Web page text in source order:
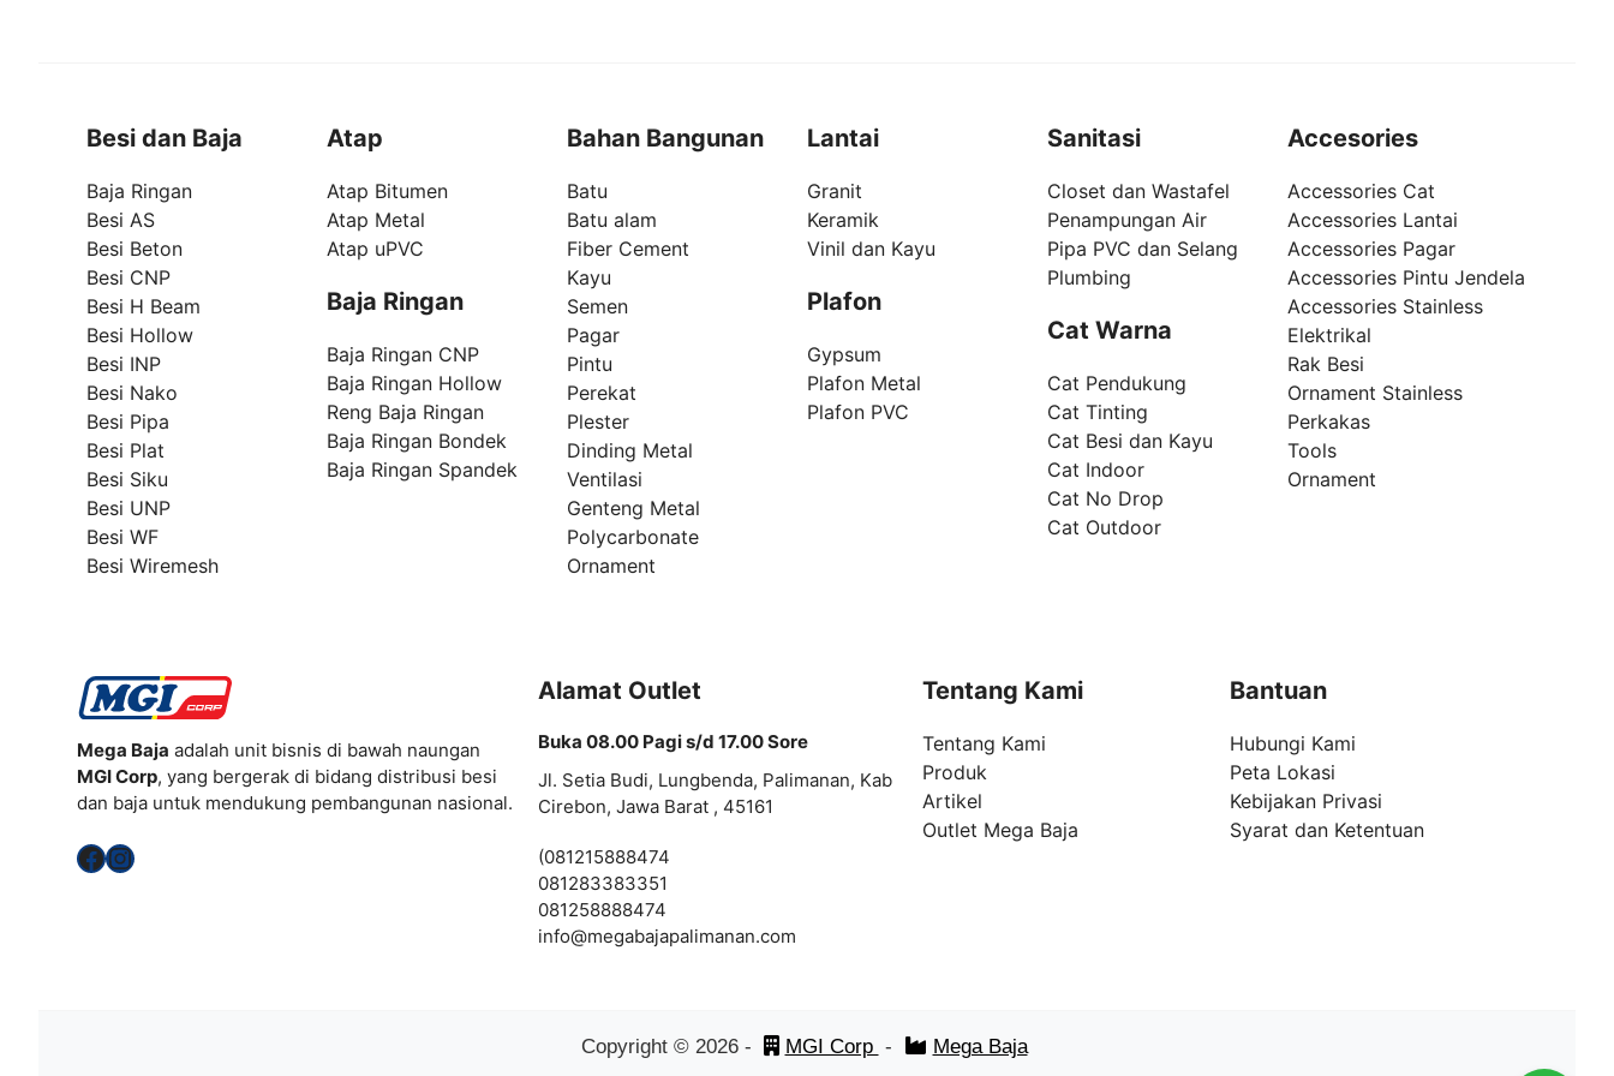
Besi dan Baja
Baja Ringan
Besi AS
Besi Beton
Besi CNP
Besi H Beam
Besi Hollow
Besi INP
Besi Nako
Besi Pipa
Besi Plat
Besi Siku
Besi UNP
Besi WF
Besi Wiremesh
Atap
Atap Bitumen
Atap Metal
Atap uPVC
Baja Ringan
Baja Ringan CNP
Baja Ringan Hollow
Reng Baja Ringan
Baja Ringan Bondek
Baja Ringan Spandek
Bahan Bangunan
Batu
Batu alam
Fiber Cement
Kayu
Semen
Pagar
Pintu
Perekat
Plester
Dinding Metal
Ventilasi
Genteng Metal
Polycarbonate
Ornament
Lantai
Granit
Keramik
Vinil dan Kayu
Plafon
Gypsum
Plafon Metal
Plafon PVC
Sanitasi
Closet dan Wastafel
Penampungan Air
Pipa PVC dan Selang
Plumbing
Cat Warna
Cat Pendukung
Cat Tinting
Cat Besi dan Kayu
Cat Indoor
Cat No Drop
Cat Outdoor
Accesories
Accessories Cat
Accessories Lantai
Accessories Pagar
Accessories Pintu Jendela
Accessories Stainless
Elektrikal
Rak Besi
Ornament Stainless
Perkakas
Tools
Ornament
Mega Baja adalah unit bisnis di bawah naungan
MGI Corp, yang bergerak di bidang distribusi besi
dan baja untuk mendukung pembangunan nasional.
Facebook
Instagram
Alamat Outlet
Buka 08.00 Pagi s/d 17.00 Sore
Jl. Setia Budi, Lungbenda, Palimanan, Kab
Cirebon, Jawa Barat , 45161
(081215888474
081283383351
081258888474
info@megabajapalimanan.com
Tentang Kami
Tentang Kami
Produk
Artikel
Outlet Mega Baja
Bantuan
Hubungi Kami
Peta Lokasi
Kebijakan Privasi
Syarat dan Ketentuan
Copyright © 2026- MGI Corp - Mega Baja